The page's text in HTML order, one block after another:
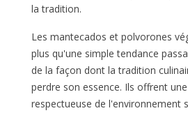
la tradition.
Les mantecados et polvorones
plus qu'une simple tendance
de la façon dont la tradition
perdre son essence. Ils offrent
respectueuse de l'environnement